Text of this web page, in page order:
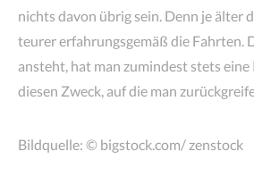
nichts davon übrig sein. Denn je älter
teurer erfahrungsgemäß die Fahrten.
ansteht, hat man zumindest stets eine
diesen Zweck, auf die man
Bildquelle: © bigstock.com/ zenstock